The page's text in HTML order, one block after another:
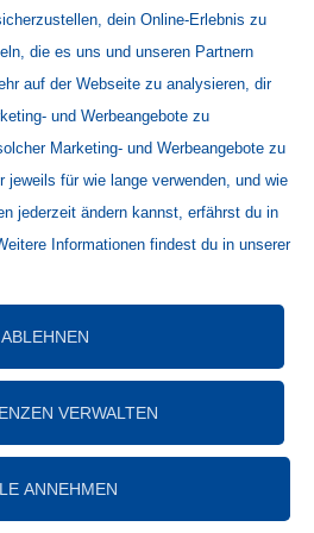
dein Online-Erlebnis zu
die es uns und unseren Partnern
auf der Webseite zu analysieren, dir
und Werbeangebote zu
Marketing- und Werbeangebote zu
jeweils für wie lange verwenden, und wie
jederzeit ändern kannst, erfährst du in
Informationen findest du in unserer
ABLEHNEN
VERWALTEN
ANNEHMEN